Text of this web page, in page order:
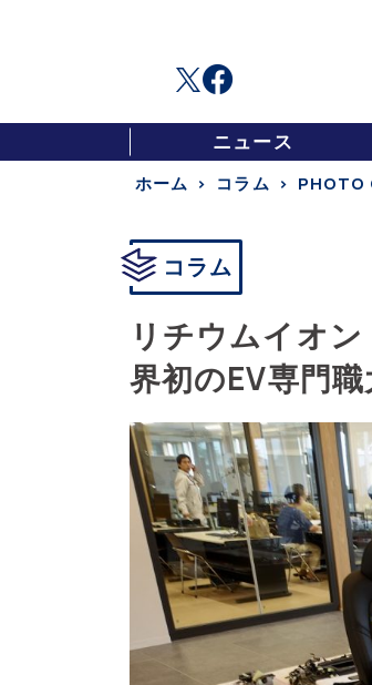
ニュース
ホーム コラム PHOTO
コラム
リチウムイオ
界初のEV専門